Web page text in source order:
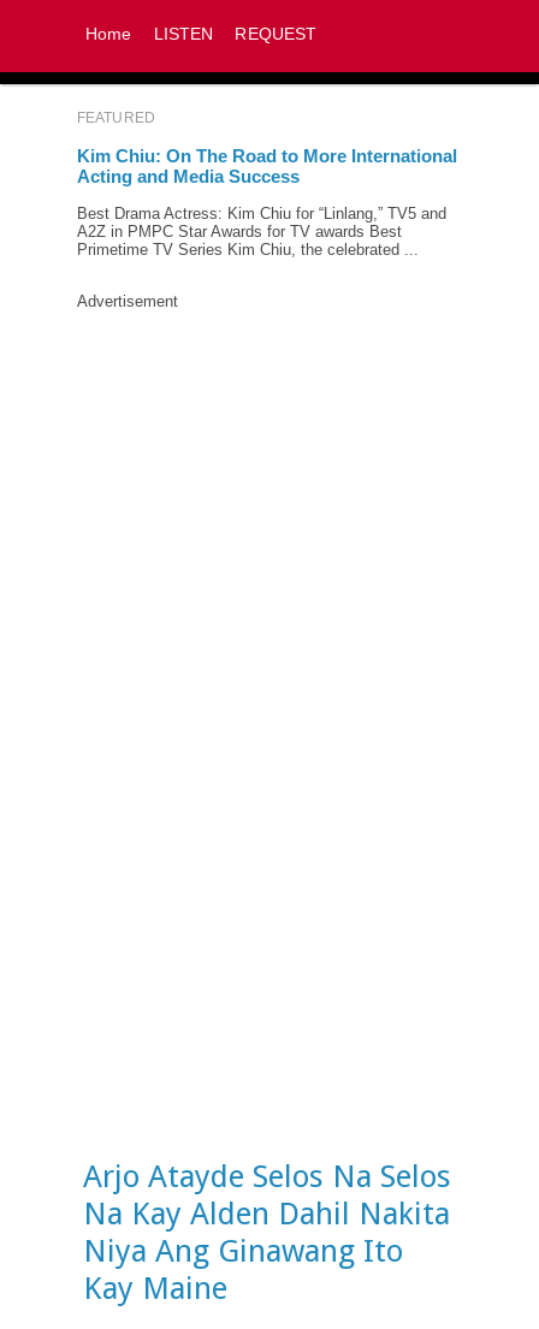
Home LISTEN REQUEST
FEATURED
Kim Chiu: On The Road to More International
Acting and Media Success
Best Drama Actress: Kim Chiu for “Linlang,” TV5 and
A2Z in PMPC Star Awards for TV awards Best
Primetime TV Series Kim Chiu, the celebrated ...
Advertisement
Arjo Atayde Selos Na Selos
Na Kay Alden Dahil Nakita
Niya Ang Ginawang Ito
Kay Maine